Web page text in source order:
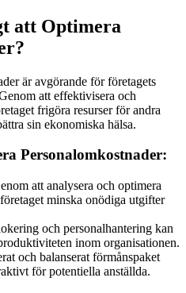
att Optimera
är avgörande för företagets
att effektivisera och
frigöra resurser för andra
sin ekonomiska hälsa.
Personalomkostnader:
att analysera och optimera
minska onödiga utgifter
och personalhantering kan
inom organisationen.
och balanserat förmånspaket
för potentiella anställda.